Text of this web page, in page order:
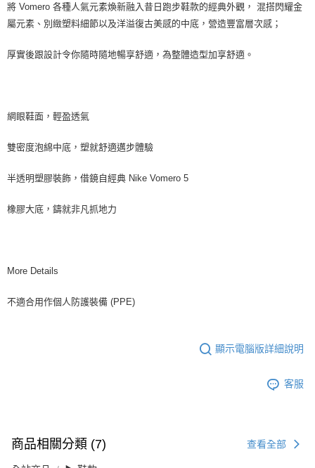
將 Vomero 各種人氣元素煥新融入昔日跑步鞋款的經典外觀， 混搭閃耀金
屬元素、別緻塑料細節以及洋溢復古美感的中底，營造豐富層次感；
厚實後跟設計令你隨時隨地暢享舒適，為整體造型加享舒適。
網眼鞋面，輕盈透氣
雙密度泡綿中底，塑就舒適邁步體驗
半透明塑膠裝飾，借鏡自經典 Nike Vomero 5
橡膠大底，鑄就非凡抓地力
More Details
不適合用作個人防護裝備 (PPE)
顯示電腦版詳細說明
客服
商品相關分類 (7) 查看全部